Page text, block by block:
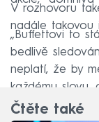
V rozhovoru
nadále takovou
„Buffettovi to
bedlivě
neplatí, že by
každému slovu,
Čtěte také